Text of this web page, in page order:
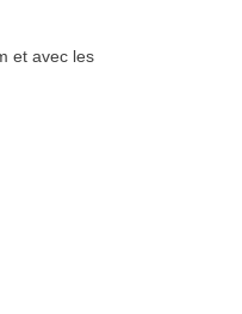
et avec les